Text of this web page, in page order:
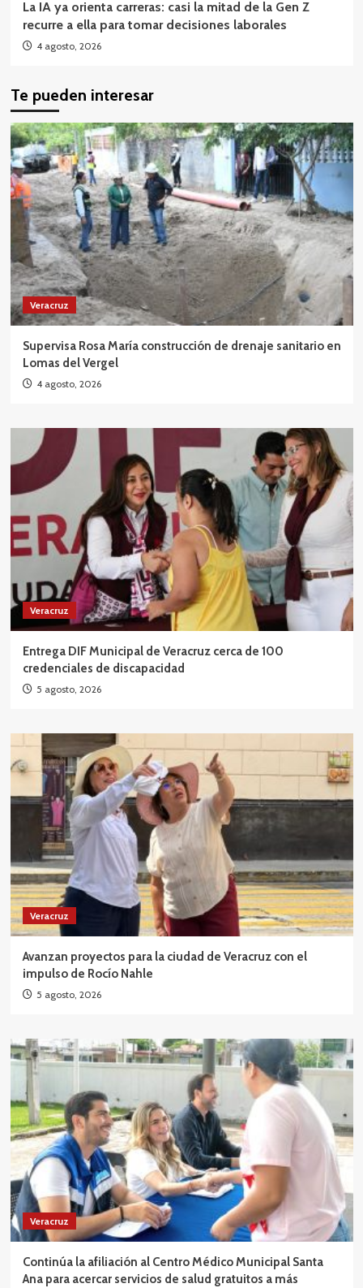
La IA ya orienta carreras: casi la mitad de la Gen Z
recurre a ella para tomar decisiones laborales
4 agosto, 2026
Te pueden interesar
Veracruz
Supervisa Rosa María construcción de drenaje sanitario en
Lomas del Vergel
4 agosto, 2026
Veracruz
Entrega DIF Municipal de Veracruz cerca de 100
credenciales de discapacidad
5 agosto, 2026
Veracruz
Avanzan proyectos para la ciudad de Veracruz con el
impulso de Rocío Nahle
5 agosto, 2026
Veracruz
Continúa la afiliación al Centro Médico Municipal Santa
Ana para acercar servicios de salud gratuitos a más